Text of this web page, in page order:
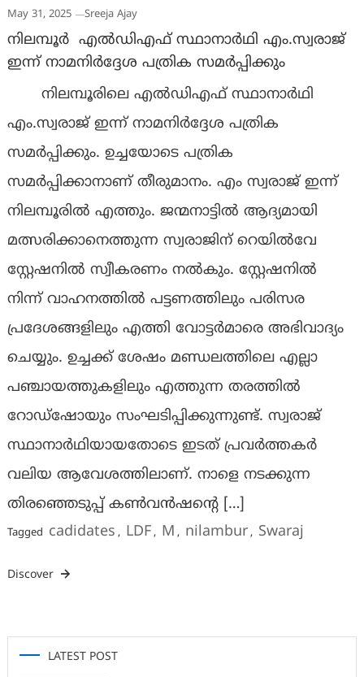
May 31, 2025 Sreeja Ajay
നിലമ്പൂര്‍ എല്‍ഡിഎഫ് സ്ഥാനാര്‍ഥി എം.സ്വരാജ്
ഇന്ന് നാമനിര്‍ദ്ദേശ പത്രിക സമര്‍പ്പിക്കും
നിലമ്പൂരിലെ എല്‍ഡിഎഫ് സ്ഥാനാര്‍ഥി
എം.സ്വരാജ് ഇന്ന് നാമനിര്‍ദ്ദേശ പത്രിക
സമര്‍പ്പിക്കും. ഉച്ചയോടെ പത്രിക
സമര്‍പ്പിക്കാനാണ് തീരുമാനം. എം സ്വരാജ് ഇന്ന്
നിലമ്പൂരില്‍ എത്തും. ജന്മനാട്ടില്‍ ആദ്യമായി
മത്സരിക്കാനെത്തുന്ന സ്വരാജിന് റെയില്‍വേ
സ്റ്റേഷനില്‍ സ്വീകരണം നല്‍കും. സ്റ്റേഷനില്‍
നിന്ന് വാഹനത്തില്‍ പട്ടണത്തിലും പരിസര
പ്രദേശങ്ങളിലും എത്തി വോട്ടര്‍മാരെ അഭിവാദ്യം
ചെയ്യും. ഉച്ചക്ക് ശേഷം മണ്ഡലത്തിലെ എല്ലാ
പഞ്ചായത്തുകളിലും എത്തുന്ന തരത്തില്‍
റോഡ്‌ഷോയും സംഘടിപ്പിക്കുന്നുണ്ട്. സ്വരാജ്
സ്ഥാനാര്‍ഥിയായതോടെ ഇടത് പ്രവര്‍ത്തകര്‍
വലിയ ആവേശത്തിലാണ്. നാളെ നടക്കുന്ന
തിരഞ്ഞെടുപ്പ് കണ്‍വന്‍ഷന്റെ […]
Tagged cadidates , LDF, M , nilambur, Swaraj
Discover
LATEST POST